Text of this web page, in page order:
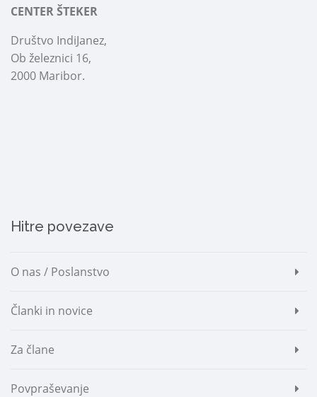
CENTER ŠTEKER
Društvo IndiJanez,
Ob železnici 16,
2000 Maribor.
Hitre povezave
O nas / Poslanstvo
Članki in novice
Za člane
Povpraševanje